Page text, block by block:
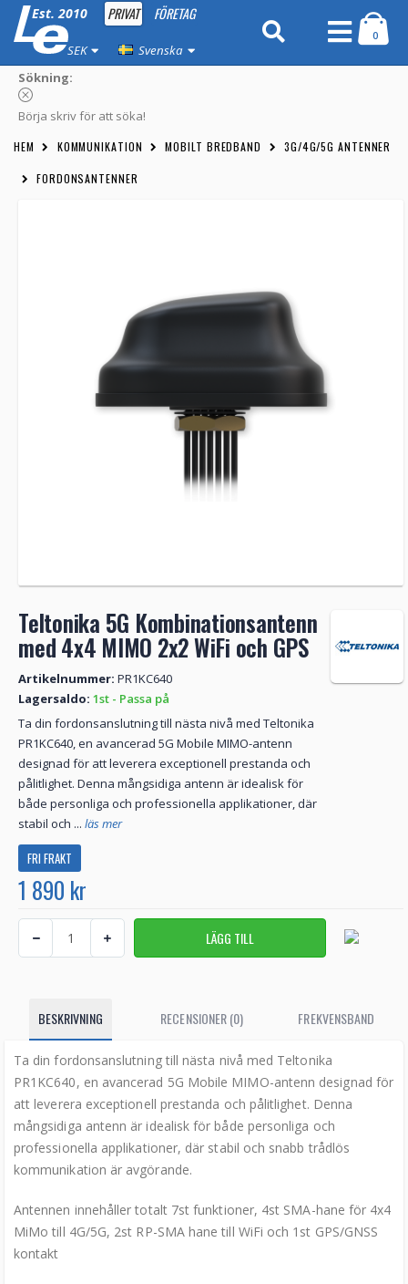
Est. 2010 PRIVAT FÖRETAG
SEK Svenska
0
Sökning:
Börja skriv för att söka!
HEM KOMMUNIKATION MOBILT BREDBAND 3G/4G/5G ANTENNER
FORDONSANTENNER
Teltonika 5G Kombinationsantenn
med 4x4 MIMO 2x2 WiFi och GPS
Artikelnummer: PR1KC640
Lagersaldo: 1st - Passa på
Ta din fordonsanslutning till nästa nivå med Teltonika
PR1KC640, en avancerad 5G Mobile MIMO-antenn
designad för att leverera exceptionell prestanda och
pålitlighet. Denna mångsidiga antenn är idealisk för
både personliga och professionella applikationer, där
stabil och ... läs mer
FRI FRAKT
1 890 kr
BESKRIVNING RECENSIONER (0) FREKVENSBAND
Ta din fordonsanslutning till nästa nivå med Teltonika
PR1KC640, en avancerad 5G Mobile MIMO-antenn designad för
att leverera exceptionell prestanda och pålitlighet. Denna
mångsidiga antenn är idealisk för både personliga och
professionella applikationer, där stabil och snabb trådlös
kommunikation är avgörande.
Antennen innehåller totalt 7st funktioner, 4st SMA-hane för 4x4
MiMo till 4G/5G, 2st RP-SMA hane till WiFi och 1st GPS/GNSS
kontakt